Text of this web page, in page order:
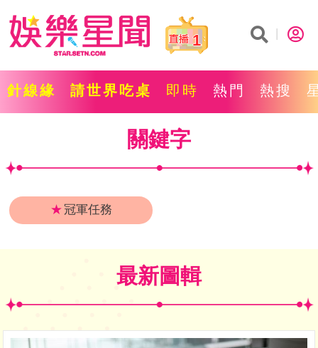
1
針線緣 請世界吃桌 即時 熱門 熱搜
關鍵字
★ 冠軍任務
最新圖輯